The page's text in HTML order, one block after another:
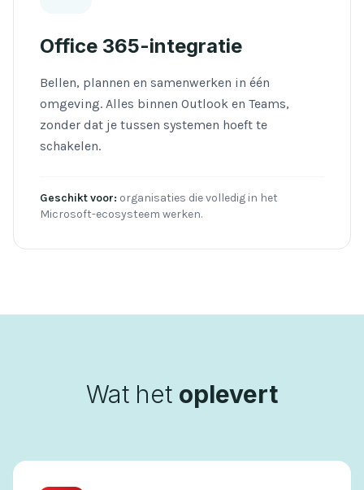
Office 365-integratie
Bellen, plannen en samenwerken in één
omgeving. Alles binnen Outlook en Teams,
zonder dat je tussen systemen hoeft te
schakelen.
Geschikt voor: organisaties die volledig in het
Microsoft-ecosysteem werken.
Wat het oplevert